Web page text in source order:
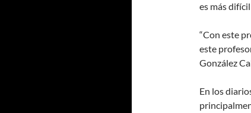
es más
“Con este
este
González
En los